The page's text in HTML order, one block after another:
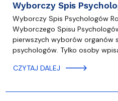
Wyborczy Spis
Wyborczy Spis Psychologów
Wyborczego Spisu
pierwszych wyborów organów
psychologów. Tylko osoby
CZYTAJ DALEJ